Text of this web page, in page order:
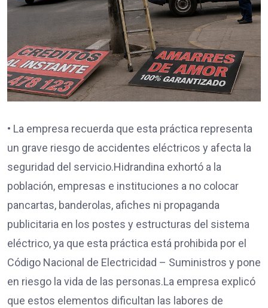
• La empresa recuerda que esta práctica representa
un grave riesgo de accidentes eléctricos y afecta la
seguridad del servicio.Hidrandina exhortó a la
población, empresas e instituciones a no colocar
pancartas, banderolas, afiches ni propaganda
publicitaria en los postes y estructuras del sistema
eléctrico, ya que esta práctica está prohibida por el
Código Nacional de Electricidad – Suministros y pone
en riesgo la vida de las personas.La empresa explicó
que estos elementos dificultan las labores de